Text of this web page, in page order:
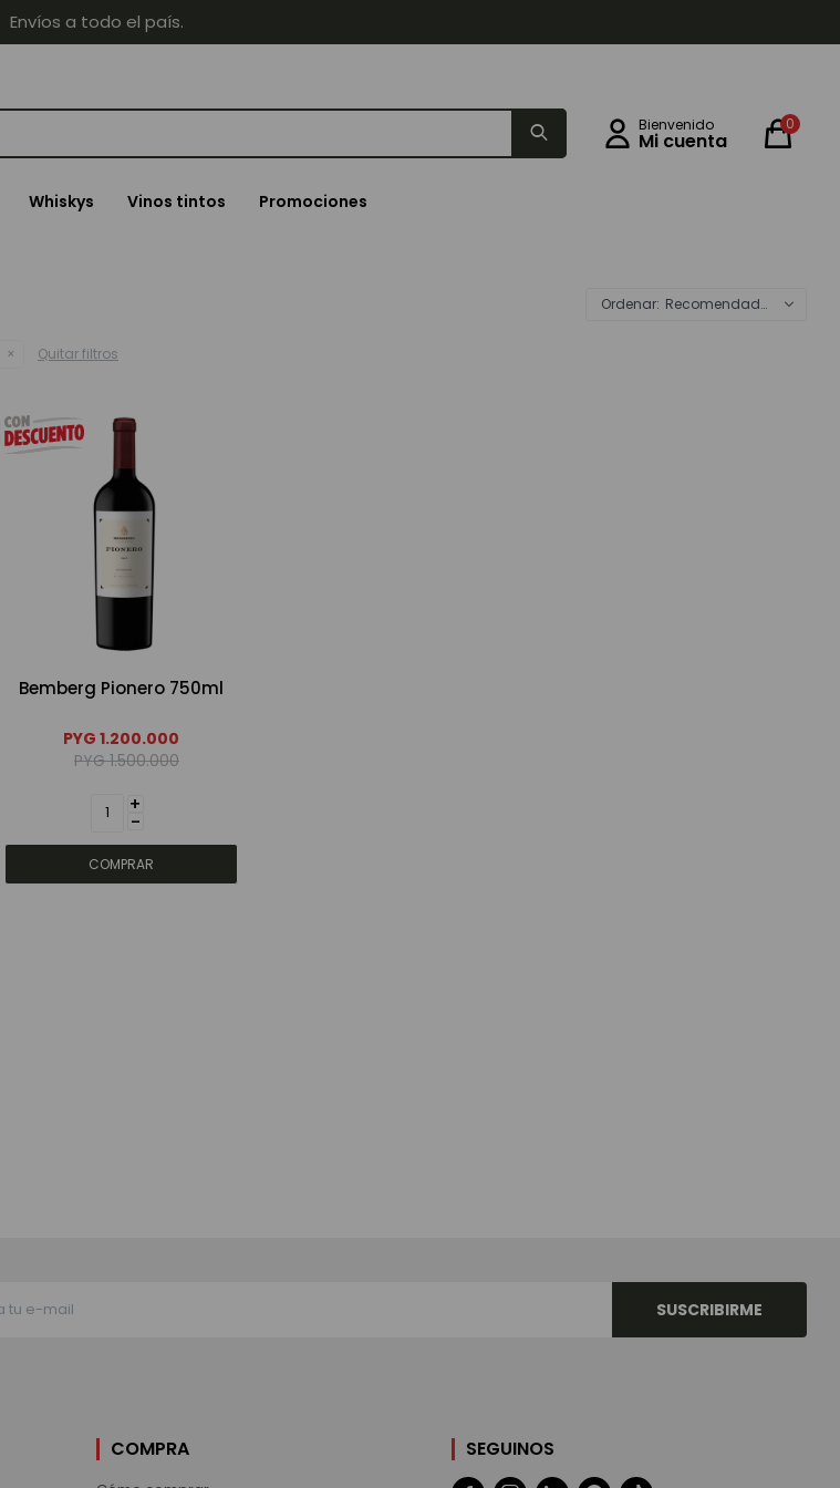
Envíos a todo el país.
Whiskys Vinos tintos Promociones
0
Recomendados
Quitar filtros
Bemberg Pionero 750ml
PYG 1.200.000
PYG 1.500.000
+
-
SUSCRIBIRME
COMPRA SEGUINOS